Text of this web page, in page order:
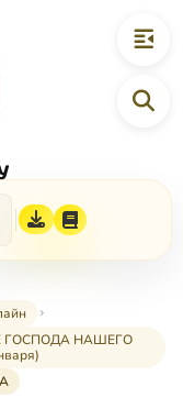
ГОСПОДА НАШЕГО